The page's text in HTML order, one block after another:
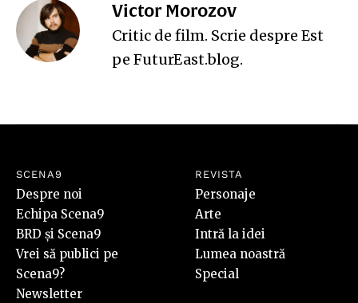
Victor Morozov
Critic de film. Scrie despre Est
pe FuturEast.blog.
SCENA9
Despre noi
Echipa Scena9
BRD și Scena9
Vrei să publici pe
Scena9?
Newsletter
REVISTA
Personaje
Arte
Intră la idei
Lumea noastră
Special